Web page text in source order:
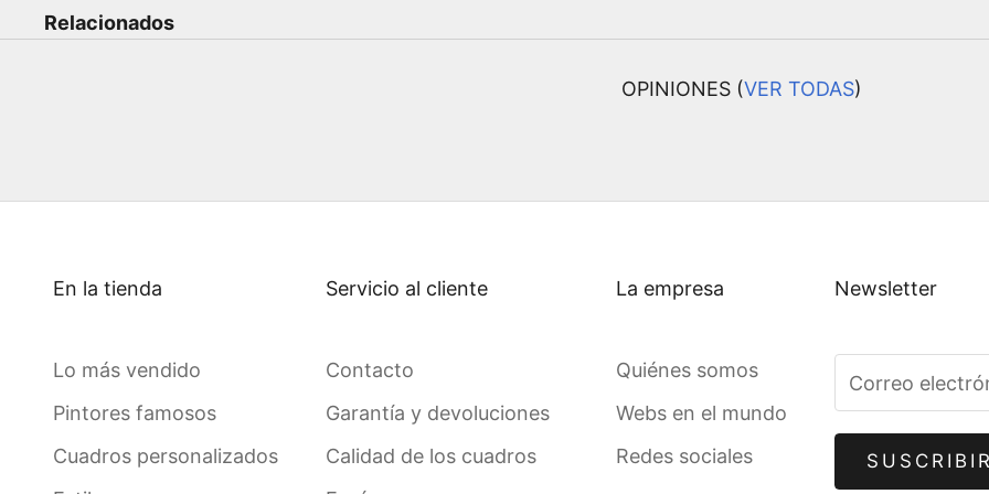
Relacionados
OPINIONES (VER TODAS)
En la tienda
Lo más vendido
Pintores famosos
Cuadros personalizados
Servicio al cliente
Contacto
Garantía y devoluciones
Calidad de los cuadros
La empresa
Quiénes somos
Webs en el mundo
Redes sociales
Newsletter